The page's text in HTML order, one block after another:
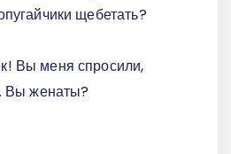
щебетать?
Вы меня спросили,
Вы женаты?